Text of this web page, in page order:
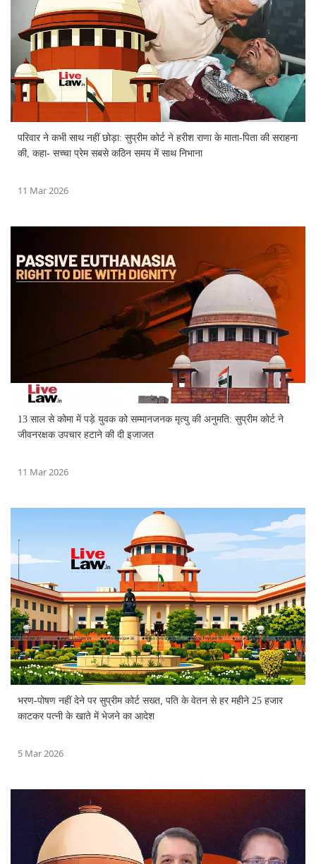
परिवार ने कभी साथ नहीं छोड़ा: सुप्रीम कोर्ट ने हरीश राणा के माता-पिता की सराहना
की, कहा- सच्चा प्रेम सबसे कठिन समय में साथ निभाना
11 Mar 2026
13 साल से कोमा में पड़े युवक को सम्मानजनक मृत्यु की अनुमति: सुप्रीम कोर्ट ने
जीवनरक्षक उपचार हटाने की दी इजाजत
11 Mar 2026
भरण-पोषण नहीं देने पर सुप्रीम कोर्ट सख्त, पति के वेतन से हर महीने 25 हजार
काटकर पत्नी के खाते में भेजने का आदेश
5 Mar 2026